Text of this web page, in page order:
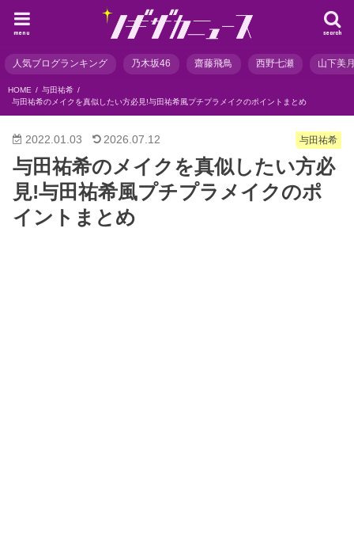
search
menu
人気ブログランキング 乃木坂46 齋藤飛鳥 西野七瀬 山下美
HOME
与田祐希
与田祐希のメイクを真似したい方必見!与田祐希風プチプラメイクのポイントまとめ
与田祐希
2022.01.03 2026.07.12
与田祐希のメイクを真似したい方必
見!与田祐希風プチプラメイクのポ
イントまとめ